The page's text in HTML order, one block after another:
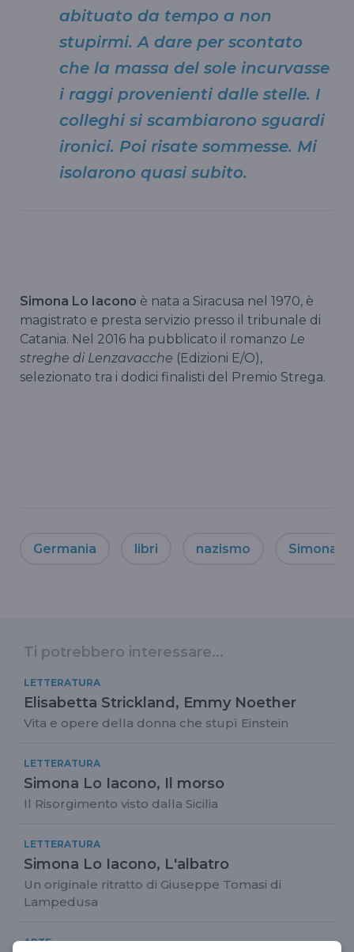
abituato da tempo a non
stupirmi. A dare per scontato
che la massa del sole incurvasse
i raggi provenienti dalle stelle. I
colleghi si scambiarono sguardi
ironici. Poi risate sommesse. Mi
isolarono quasi subito.
Simona Lo Iacono è nata a Siracusa nel 1970, è
magistrato e presta servizio presso il tribunale di
Catania. Nel 2016 ha pubblicato il romanzo Le
streghe di Lenzavacche (Edizioni E/O),
selezionato tra i dodici finalisti del Premio Strega.
Germania libri nazismo Simona
Ti potrebbero interessare...
LETTERATURA
Elisabetta Strickland, Emmy Noether
Vita e opere della donna che stupì Einstein
LETTERATURA
Simona Lo Iacono, Il morso
Il Risorgimento visto dalla Sicilia
LETTERATURA
Simona Lo Iacono, L'albatro
Un originale ritratto di Giuseppe Tomasi di
Lampedusa
ARTE